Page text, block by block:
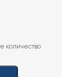
количество